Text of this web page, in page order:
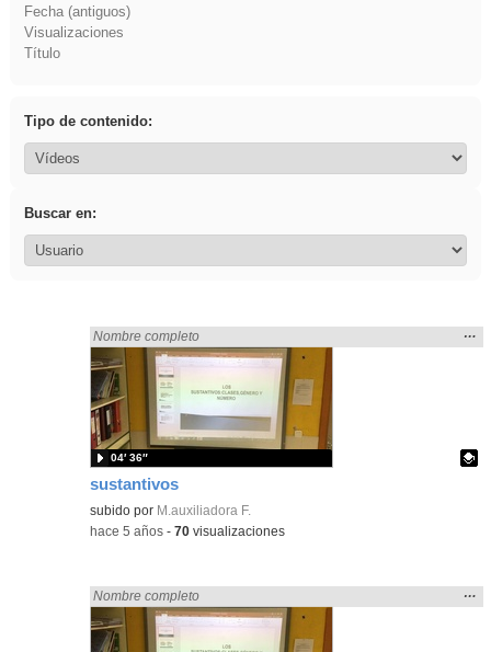
Fecha (antiguos)
Visualizaciones
Título
Tipo de contenido:
Buscar en:
sustantivos
Encontrado «flecha» en:
Nombre completo
la
…
Contenido educativo.
subido por M.auxiliadora F.
04′ 36″
-hace 5 años -70 visualizaciones
Encontrado «flecha» en:
Nombre completo
la
…